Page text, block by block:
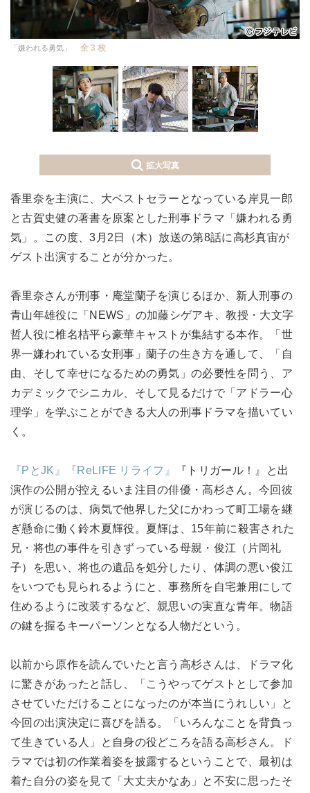
「嫌われる勇気」 全 3 枚
拡大写真
香里奈を主演に、大ベストセラーとなっている岸見一郎
と古賀史健の著書を原案とした刑事ドラマ「嫌われる勇
気」。この度、3月2日（木）放送の第8話に高杉真宙が
ゲスト出演することが分かった。
香里奈さんが刑事・庵堂蘭子を演じるほか、新人刑事の
青山年雄役に「NEWS」の加藤シゲアキ、教授・大文字
哲人役に椎名桔平ら豪華キャストが集結する本作。「世
界一嫌われている女刑事」蘭子の生き方を通して、「自
由、そして幸せになるための勇気」の必要性を問う、ア
カデミックでシニカル、そして見るだけで「アドラー心
理学」を学ぶことができる大人の刑事ドラマを描いてい
く。
『PとJK』 『ReLIFE リライフ』
『トリガール！』と出
演作の公開が控えるいま注目の俳優・高杉さん。今回彼
が演じるのは、病気で他界した父にかわって町工場を継
ぎ懸命に働く鈴木夏輝役。夏輝は、15年前に殺害された
兄・将也の事件を引きずっている母親・俊江（片岡礼
子）を思い、将也の遺品を処分したり、体調の悪い俊江
をいつでも見られるようにと、事務所を自宅兼用にして
住めるように改装するなど、親思いの実直な青年。物語
の鍵を握るキーパーソンとなる人物だという。
以前から原作を読んでいたと言う高杉さんは、ドラマ化
に驚きがあったと話し、「こうやってゲストとして参加
させていただけることになったのが本当にうれしい」と
今回の出演決定に喜びを語る。「いろんなことを背負っ
て生きている人」と自身の役どころを語る高杉さん。ド
ラマでは初の作業着姿を披露するということで、最初は
着た自分の姿を見て「大丈夫かなあ」と不安に思ったそ